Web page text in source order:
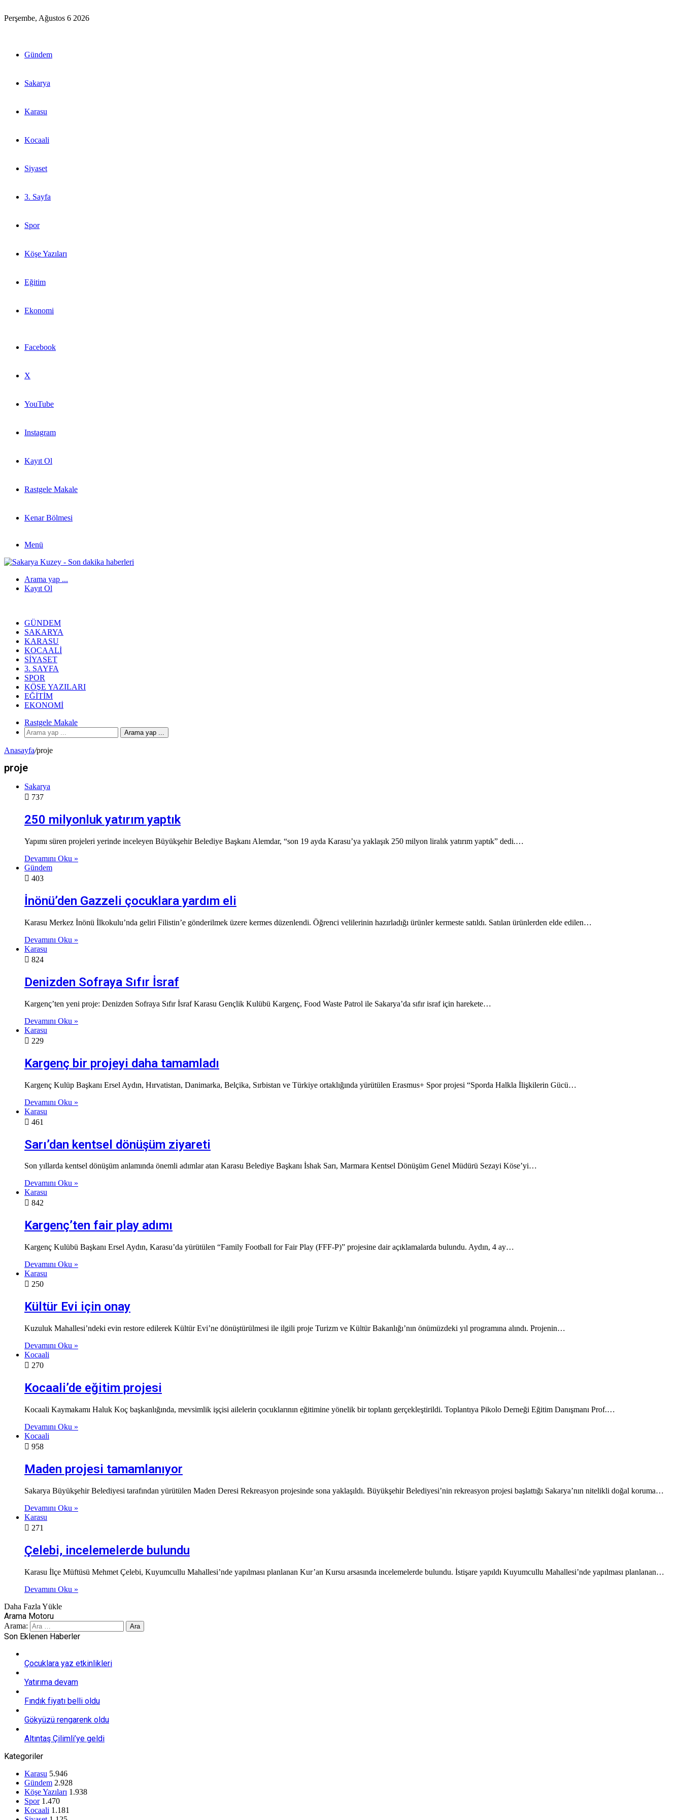
Perşembe, Ağustos 6 2026
Gündem
Sakarya
Karasu
Kocaali
Siyaset
3. Sayfa
Spor
Köşe Yazıları
Eğitim
Ekonomi
Facebook
X
YouTube
Instagram
Kayıt Ol
Rastgele Makale
Kenar Bölmesi
Menü
Arama yap ...
Kayıt Ol
GÜNDEM
SAKARYA
KARASU
KOCAALI
SIYASET
3. SAYFA
SPOR
KÖŞE YAZILARI
EĞITIM
EKONOMI
Rastgele Makale
Arama yap ...
Anasayfa/proje
proje
Sakarya
737
250 milyonluk yatırım yaptık
Yapımı süren projeleri yerinde inceleyen Büyükşehir Belediye Başkanı Alemdar, “son 19 ayda Karasu’ya yaklaşık 250 milyon liralık yatırım yaptık” dedi.…
Devamını Oku »
Gündem
403
İnönü’den Gazzeli çocuklara yardım eli
Karasu Merkez İnönü İlkokulu’nda geliri Filistin’e gönderilmek üzere kermes düzenlendi. Öğrenci velilerinin hazırladığı ürünler kermeste satıldı. Satılan ürünlerden elde edilen…
Devamını Oku »
Karasu
824
Denizden Sofraya Sıfır İsraf
Kargenç’ten yeni proje: Denizden Sofraya Sıfır İsraf Karasu Gençlik Kulübü Kargenç, Food Waste Patrol ile Sakarya’da sıfır israf için harekete…
Devamını Oku »
Karasu
229
Kargenç bir projeyi daha tamamladı
Kargenç Kulüp Başkanı Ersel Aydın, Hırvatistan, Danimarka, Belçika, Sırbistan ve Türkiye ortaklığında yürütülen Erasmus+ Spor projesi “Sporda Halkla İlişkilerin Gücü…
Devamını Oku »
Karasu
461
Sarı’dan kentsel dönüşüm ziyareti
Son yıllarda kentsel dönüşüm anlamında önemli adımlar atan Karasu Belediye Başkanı İshak Sarı, Marmara Kentsel Dönüşüm Genel Müdürü Sezayi Köse’yi…
Devamını Oku »
Karasu
842
Kargenç’ten fair play adımı
Kargenç Kulübü Başkanı Ersel Aydın, Karasu’da yürütülen “Family Football for Fair Play (FFF-P)” projesine dair açıklamalarda bulundu. Aydın, 4 ay…
Devamını Oku »
Karasu
250
Kültür Evi için onay
Kuzuluk Mahallesi’ndeki evin restore edilerek Kültür Evi’ne dönüştürülmesi ile ilgili proje Turizm ve Kültür Bakanlığı’nın önümüzdeki yıl programına alındı. Projenin…
Devamını Oku »
Kocaali
270
Kocaali’de eğitim projesi
Kocaali Kaymakamı Haluk Koç başkanlığında, mevsimlik işçisi ailelerin çocuklarının eğitimine yönelik bir toplantı gerçekleştirildi. Toplantıya Pikolo Derneği Eğitim Danışmanı Prof.…
Devamını Oku »
Kocaali
958
Maden projesi tamamlanıyor
Sakarya Büyükşehir Belediyesi tarafından yürütülen Maden Deresi Rekreasyon projesinde sona yaklaşıldı. Büyükşehir Belediyesi’nin rekreasyon projesi başlattığı Sakarya’nın nitelikli doğal koruma…
Devamını Oku »
Karasu
271
Çelebi, incelemelerde bulundu
Karasu İlçe Müftüsü Mehmet Çelebi, Kuyumcullu Mahallesi’nde yapılması planlanan Kur’an Kursu arsasında incelemelerde bulundu. İstişare yapıldı Kuyumcullu Mahallesi’nde yapılması planlanan…
Devamını Oku »
Daha Fazla Yükle
Arama Motoru
Arama:
Son Eklenen Haberler
Çocuklara yaz etkinlikleri
Yatırıma devam
Fındık fiyatı belli oldu
Gökyüzü rengarenk oldu
Altıntaş Çilimli’ye geldi
Kategoriler
Karasu 5.946
Gündem 2.928
Köşe Yazıları 1.938
Spor 1.470
Kocaali 1.181